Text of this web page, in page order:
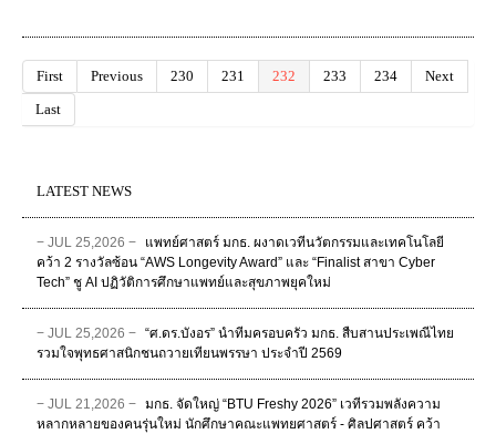
First Previous 230 231 232 233 234
Next
Last
LATEST NEWS
− JUL 25,2026 −
แพทย์ศาสตร์ มกธ. ผงาดเวทีนวัตกรรมและเทคโนโลยี
คว้า 2 รางวัลซ้อน “AWS Longevity Award” และ “Finalist สาขา Cyber
Tech” ชู AI ปฏิวัติการศึกษาแพทย์และสุขภาพยุคใหม่
− JUL 25,2026 − “ศ.ดร.บังอร” นำทีมครอบครัว มกธ. สืบสานประเพณีไทย
รวมใจพุทธศาสนิกชนถวายเทียนพรรษา ประจำปี 2569
− JUL 21,2026 − มกธ. จัดใหญ่ “BTU Freshy 2026” เวทีรวมพลังความ
หลากหลายของคนรุ่นใหม่ นักศึกษาคณะแพทยศาสตร์ - ศิลปศาสตร์ คว้า